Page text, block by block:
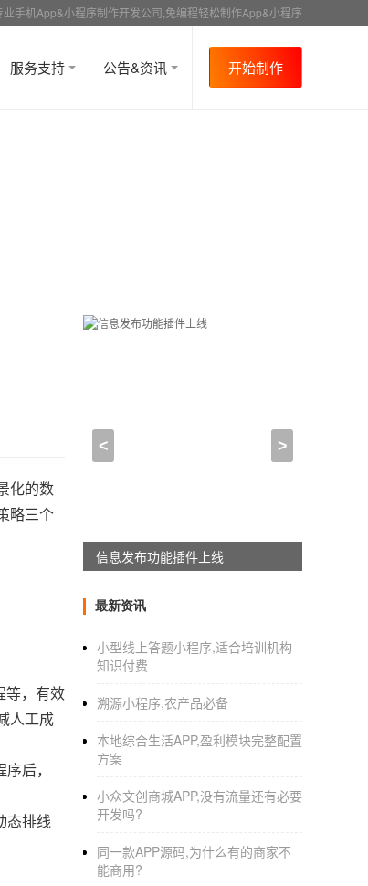
业手机App&小程序制作开发公司,免编程轻松制作App&小程序
服务支持 公告&资讯 开始制作
化的数
略三个
等，有效
人工成
后，
态排线
< >
信息发布功能插件上线
最新资讯
小型线上答题小程序,适合培训机构
知识付费
溯源小程序,农产品必备
本地综合生活APP,盈利模块完整配置
方案
小众文创商城APP,没有流量还有必要
开发吗?
同一款APP源码,为什么有的商家不
能商用?